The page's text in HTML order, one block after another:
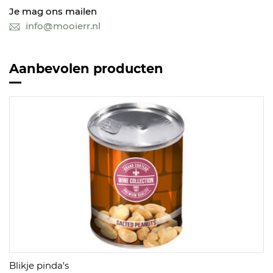
Je mag ons mailen
info@mooierr.nl
Aanbevolen producten
Blikje pinda's